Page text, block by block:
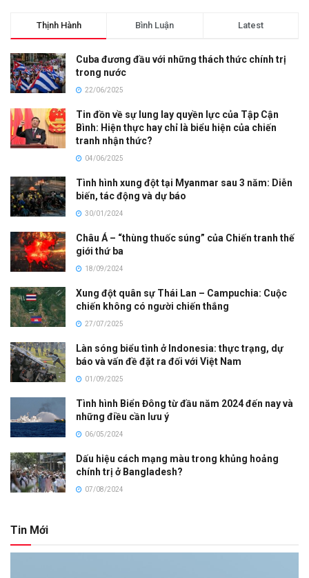
Thịnh Hành Bình Luận Latest
Cuba đương đầu với những thách thức chính trị
trong nước
22/06/2025
Tin đồn về sự lung lay quyền lực của Tập Cận
Bình: Hiện thực hay chỉ là biểu hiện của chiến
tranh nhận thức?
04/06/2025
Tình hình xung đột tại Myanmar sau 3 năm: Diễn
biến, tác động và dự báo
30/01/2024
Châu Á – “thùng thuốc súng” của Chiến tranh thế
giới thứ ba
18/09/2024
Xung đột quân sự Thái Lan – Campuchia: Cuộc
chiến không có người chiến thắng
27/07/2025
Làn sóng biểu tình ở Indonesia: thực trạng, dự
báo và vấn đề đặt ra đối với Việt Nam
01/09/2025
Tình hình Biển Đông từ đầu năm 2024 đến nay và
những điều cần lưu ý
06/05/2024
Dấu hiệu cách mạng màu trong khủng hoảng
chính trị ở Bangladesh?
07/08/2024
Tin Mới